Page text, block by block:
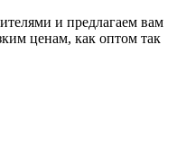
и предлагаем вам
ценам, как оптом так